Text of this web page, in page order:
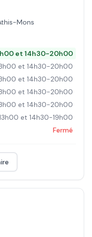
Mons
et 14h30-20h00
et 14h30-20h00
et 14h30-20h00
et 14h30-20h00
et 14h30-20h00
et 14h30-19h00
Fermé